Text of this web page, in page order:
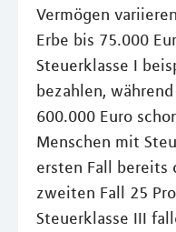
Vermögen
Erbe bis 75.000
Steuerklasse I
bezahlen,
600.000 Euro
Menschen mit
ersten Fall bereits
zweiten Fall 25
Steuerklasse III